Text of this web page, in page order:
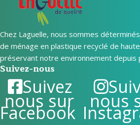
Chez Laguelle, nous sommes
de ménage en plastique recyclé de
préservant notre environnement depuis
Suivez-nous
Suivez
nous sur
Facebook
nous